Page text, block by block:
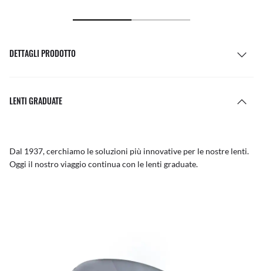
DETTAGLI PRODOTTO
LENTI GRADUATE
Dal 1937, cerchiamo le soluzioni più innovative per le nostre lenti.
Oggi il nostro viaggio continua con le lenti graduate.